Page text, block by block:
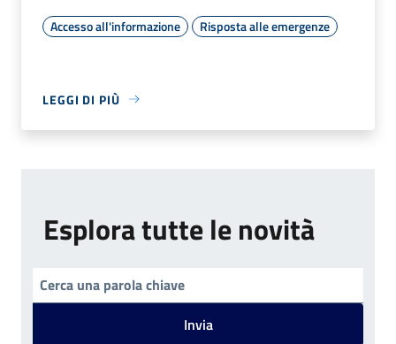
Accesso all'informazione Risposta alle emergenze
LEGGI DI PIÙ
Esplora tutte le novità
Invia